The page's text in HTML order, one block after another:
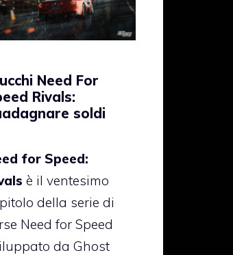
Need For
Rivals:
soldi
for Speed:
è il ventesimo
della serie di
Need for Speed
da Ghost